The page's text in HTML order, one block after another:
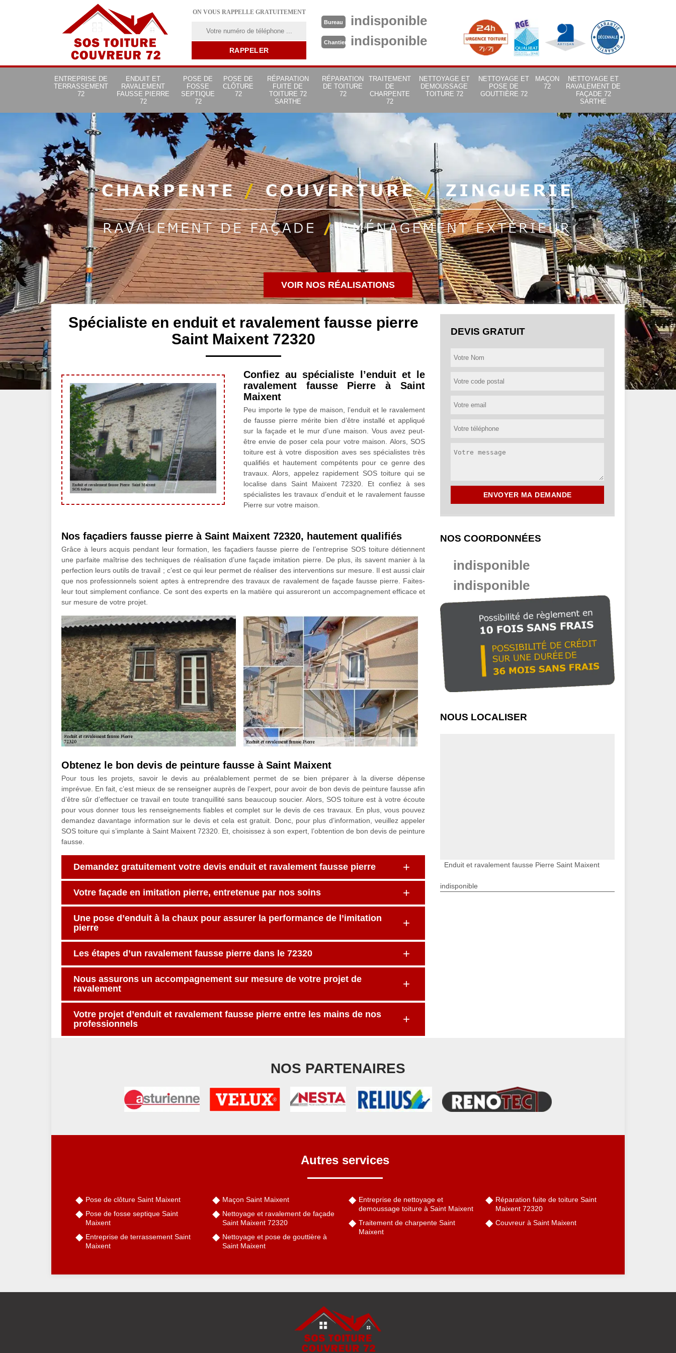
ON VOUS RAPPELLE GRATUITEMENT
Bureau indisponible
Chantier indisponible
ENTREPRISE DE
TERRASSEMENT
72
ENDUIT ET
RAVALEMENT
FAUSSE PIERRE
72
POSE DE
FOSSE
SEPTIQUE
72
POSE DE
CLÔTURE
72
RÉPARATION
FUITE DE
TOITURE 72
SARTHE
RÉPARATION
DE TOITURE
72
TRAITEMENT
DE
CHARPENTE
72
NETTOYAGE ET
DEMOUSSAGE
TOITURE 72
NETTOYAGE ET
POSE DE
GOUTTIÈRE 72
MAÇON
72
NETTOYAGE ET
RAVALEMENT DE
FAÇADE 72
SARTHE
VOIR NOS RÉALISATIONS
Spécialiste en enduit et ravalement fausse pierre
Saint Maixent 72320
Confiez au spécialiste l’enduit et le
ravalement fausse Pierre à Saint
Maixent
Peu importe le type de maison, l’enduit et le ravalement
de fausse pierre mérite bien d’être installé et appliqué
sur la façade et le mur d’une maison. Vous avez peut-
être envie de poser cela pour votre maison. Alors, SOS
toiture est à votre disposition aves ses spécialistes très
qualifiés et hautement compétents pour ce genre des
travaux. Alors, appelez rapidement SOS toiture qui se
localise dans Saint Maixent 72320. Et confiez à ses
spécialistes les travaux d’enduit et le ravalement fausse
Pierre sur votre maison.
Nos façadiers fausse pierre à Saint Maixent 72320, hautement qualifiés
Grâce à leurs acquis pendant leur formation, les façadiers fausse pierre de l’entreprise SOS toiture détiennent
une parfaite maîtrise des techniques de réalisation d’une façade imitation pierre. De plus, ils savent manier à la
perfection leurs outils de travail ; c’est ce qui leur permet de réaliser des interventions sur mesure. Il est aussi clair
que nos professionnels soient aptes à entreprendre des travaux de ravalement de façade fausse pierre. Faites-
leur tout simplement confiance. Ce sont des experts en la matière qui assureront un accompagnement efficace et
sur mesure de votre projet.
Obtenez le bon devis de peinture fausse à Saint Maixent
Pour tous les projets, savoir le devis au préalablement permet de se bien préparer à la diverse dépense
imprévue. En fait, c’est mieux de se renseigner auprès de l’expert, pour avoir de bon devis de peinture fausse afin
d’être sûr d’effectuer ce travail en toute tranquillité sans beaucoup soucier. Alors, SOS toiture est à votre écoute
pour vous donner tous les renseignements fiables et complet sur le devis de ces travaux. En plus, vous pouvez
demandez davantage information sur le devis et cela est gratuit. Donc, pour plus d’information, veuillez appeler
SOS toiture qui s’implante à Saint Maixent 72320. Et, choisissez à son expert, l’obtention de bon devis de peinture
fausse.
Demandez gratuitement votre devis enduit et ravalement fausse pierre
Votre façade en imitation pierre, entretenue par nos soins
Une pose d’enduit à la chaux pour assurer la performance de l’imitation
pierre
Les étapes d’un ravalement fausse pierre dans le 72320
Nous assurons un accompagnement sur mesure de votre projet de
ravalement
Votre projet d’enduit et ravalement fausse pierre entre les mains de nos
professionnels
DEVIS GRATUIT
NOS COORDONNÉES
indisponible
indisponible
NOUS LOCALISER
Enduit et ravalement fausse Pierre Saint Maixent
indisponible
NOS PARTENAIRES
Autres services
Pose de clôture Saint Maixent
Pose de fosse septique Saint
Maixent
Entreprise de terrassement Saint
Maixent
Maçon Saint Maixent
Nettoyage et ravalement de façade
Saint Maixent 72320
Nettoyage et pose de gouttière à
Saint Maixent
Entreprise de nettoyage et
demoussage toiture à Saint Maixent
Traitement de charpente Saint
Maixent
Réparation fuite de toiture Saint
Maixent 72320
Couvreur à Saint Maixent